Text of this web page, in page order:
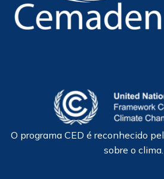
O programa CED é reconhecido
sobre o clima.